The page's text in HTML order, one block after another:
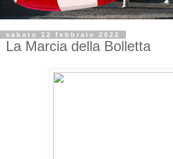
sabato 12 febbraio 2022
La Marcia della Bolletta